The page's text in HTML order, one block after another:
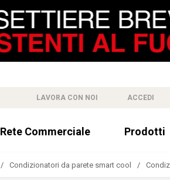
LAVORA CON NOI ACCEDI
Rete Commerciale Prodotti
Condizionatori da parete smart cool